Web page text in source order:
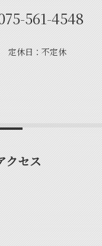
561-4548
定休日：不定休
クセス